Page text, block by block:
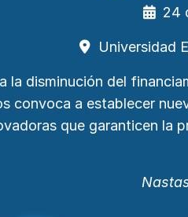
24
Universidad
la disminución del
convoca a establecer
que garanticen la